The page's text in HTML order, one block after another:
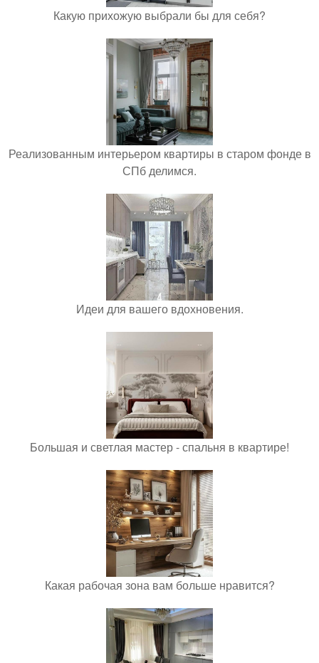
Какую прихожую выбрали бы для себя?
Реализованным интерьером квартиры в старом фонде в
СПб делимся.
Идеи для вашего вдохновения.
Большая и светлая мастер - спальня в квартире!
Какая рабочая зона вам больше нравится?